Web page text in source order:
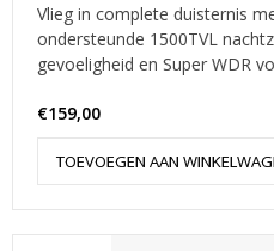
Vlieg in complete duisternis
ondersteunde 1500TVL
gevoeligheid en Super WDR
€159,00
TOEVOEGEN AAN